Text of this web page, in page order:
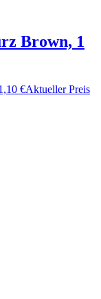
Brown, 1
€Aktueller Preis